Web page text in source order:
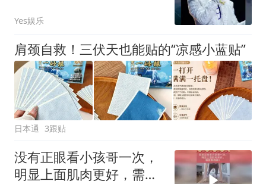
认
Yes娱乐
肩颈自救！三伏天也能贴的“凉感小蓝贴”
日本通 3跟贴
没有正眼看小孩哥一次，
明显上面肌肉更好，需要